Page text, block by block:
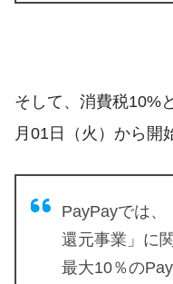
そして、消費税10%
月01日（火）から開
PayPayでは、
還元事業」に
最大10％の